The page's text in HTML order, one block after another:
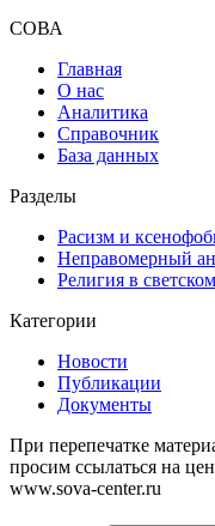
СОВА
Главная
О нас
Аналитика
Справочник
База данных
Разделы
Расизм и
Неправомерный
Религия в
Категории
Новости
Публикации
Документы
При перепечатке
просим ссылаться на
www.sova-center.ru